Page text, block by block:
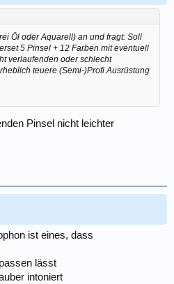
Öl oder Aquarell) an und fragt: Soll
5 Pinsel + 12 Farben mit eventuell
verlaufenden oder schlecht
teuere (Semi-)Profi Ausrüstung
Pinsel nicht leichter
ist eines, dass
lässt
intoniert